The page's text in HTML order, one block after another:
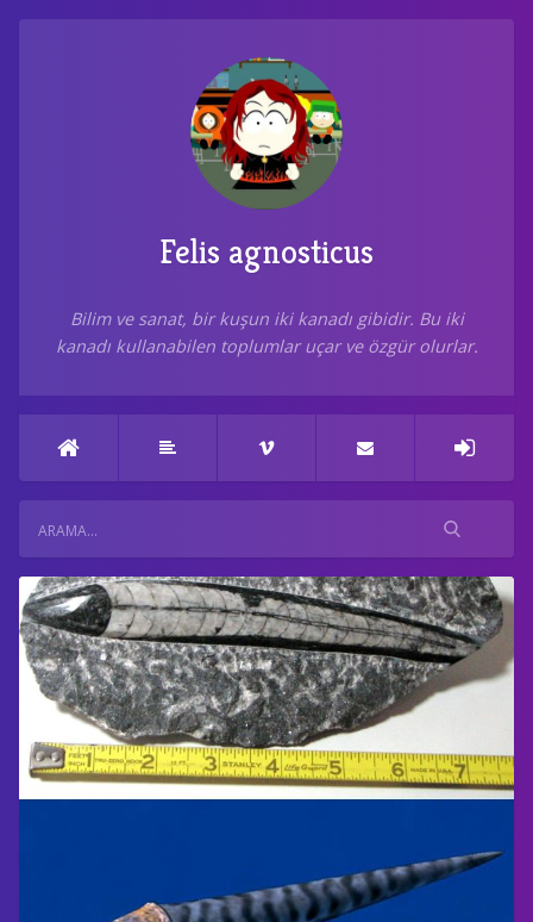
Felis agnosticus
Bilim ve sanat, bir kuşun iki kanadı gibidir. Bu iki
kanadı kullanabilen toplumlar uçar ve özgür olurlar.